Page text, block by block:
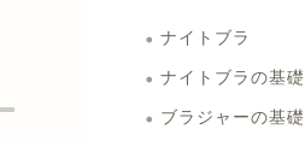
ナイトブラ
ナイトブラの基
ブラジャーの基